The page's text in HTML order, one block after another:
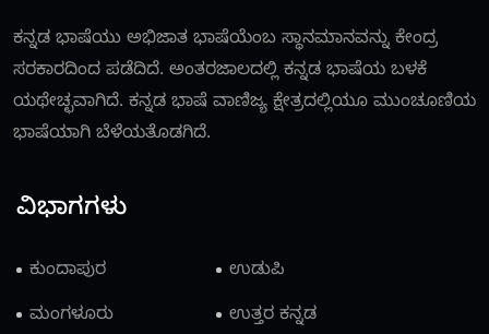
ಕನ್ನಡ ಭಾಷೆಯು ಅಭಿಜಾತ ಭಾಷೆಯೆಂಬ ಸ್ಥಾನಮಾನವನ್ನು ಕೇಂದ್ರ
ಸರಕಾರದಿಂದ ಪಡೆದಿದೆ. ಅಂತರಜಾಲದಲ್ಲಿ ಕನ್ನಡ ಭಾಷೆಯ ಬಳಕೆ
ಯಥೇಚ್ಛವಾಗಿದೆ. ಕನ್ನಡ ಭಾಷೆ ವಾಣಿಜ್ಯ ಕ್ಷೇತ್ರದಲ್ಲಿಯೂ ಮುಂಚೂಣಿಯ
ಭಾಷೆಯಾಗಿ ಬೆಳೆಯತೊಡಗಿದೆ.
ವಿಭಾಗಗಳು
ಕುಂದಾಪುರ
ಉಡುಪಿ
ಮಂಗಳೂರು
ಉತ್ತರ ಕನ್ನಡ